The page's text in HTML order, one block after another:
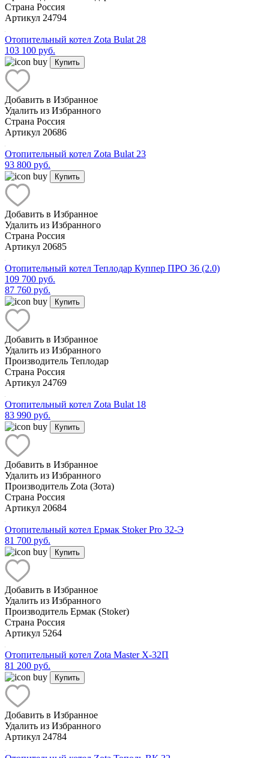
Страна Россия
Артикул 24794
Отопительный котел Zota Bulat 28
103 100 руб.
Купить
Добавить в Избранное
Удалить из Избранного
Страна Россия
Артикул 20686
Отопительный котел Zota Bulat 23
93 800 руб.
Купить
Добавить в Избранное
Удалить из Избранного
Страна Россия
Артикул 20685
Отопительный котел Теплодар Куппер ПРО 36 (2.0)
109 700 руб.
87 760 руб.
Купить
Добавить в Избранное
Удалить из Избранного
Производитель Теплодар
Страна Россия
Артикул 24769
Отопительный котел Zota Bulat 18
83 990 руб.
Купить
Добавить в Избранное
Удалить из Избранного
Производитель Zota (Зота)
Страна Россия
Артикул 20684
Отопительный котел Ермак Stoker Pro 32-Э
81 700 руб.
Купить
Добавить в Избранное
Удалить из Избранного
Производитель Ермак (Stoker)
Страна Россия
Артикул 5264
Отопительный котел Zota Master X-32П
81 200 руб.
Купить
Добавить в Избранное
Удалить из Избранного
Артикул 24784